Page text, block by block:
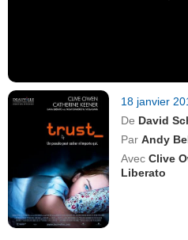
18 janvier
De David
Par Andy
Avec Clive
Liberato